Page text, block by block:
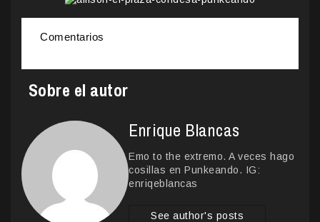
Comentarios
Sobre el autor
Enrique Blancas
Emo to the extremo. A veces hago
cosillas en Punkeando. IG:
enriqeblancas
See author's posts